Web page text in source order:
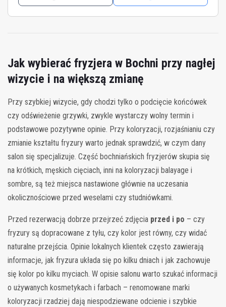
Jak wybierać fryzjera w Bochni przy nagłej
wizycie i na większą zmianę
Przy szybkiej wizycie, gdy chodzi tylko o podcięcie końcówek
czy odświeżenie grzywki, zwykle wystarczy wolny termin i
podstawowe pozytywne opinie. Przy koloryzacji, rozjaśnianiu czy
zmianie kształtu fryzury warto jednak sprawdzić, w czym dany
salon się specjalizuje. Część bochniańskich fryzjerów skupia się
na krótkich, męskich cięciach, inni na koloryzacji balayage i
sombre, są też miejsca nastawione głównie na uczesania
okolicznościowe przed weselami czy studniówkami.
Przed rezerwacją dobrze przejrzeć zdjęcia przed i po – czy
fryzury są dopracowane z tyłu, czy kolor jest równy, czy widać
naturalne przejścia. Opinie lokalnych klientek często zawierają
informacje, jak fryzura układa się po kilku dniach i jak zachowuje
się kolor po kilku myciach. W opisie salonu warto szukać informacji
o używanych kosmetykach i farbach – renomowane marki
koloryzacji rzadziej dają niespodziewane odcienie i szybkie